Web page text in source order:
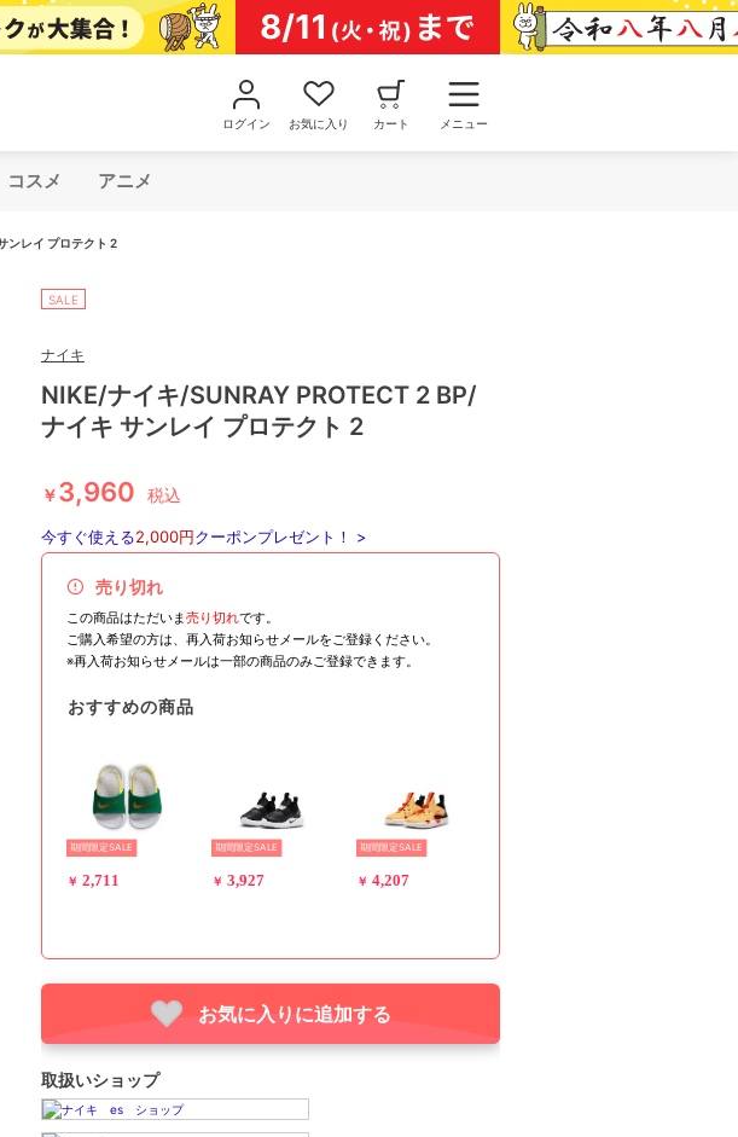
ログイン お気に入り カート メニュー
コスメ アニメ
ンレイ プロテクト 2
SALE
ナイキ
NIKE/ナイキ/SUNRAY PROTECT 2 BP/
ナイキ サンレイ プロテクト 2
￥3,960 税込
今すぐ使える2,000円クーポンプレゼント！ >
売り切れ
この商品はただいま売り切れです。
ご購入希望の方は、再入荷お知らせメールをご登録ください。
※再入荷お知らせメールは一部の商品のみご登録できます。
おすすめの商品
期間限定SALE
￥ 2,711
期間限定SALE
￥ 3,927
期間限定SALE
￥ 4,207
お気に入りに追加する
取扱いショップ